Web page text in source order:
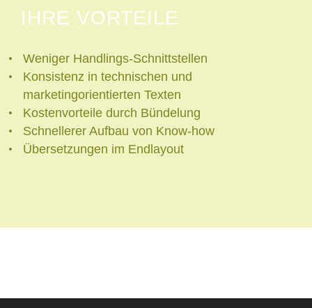
IHRE VORTEILE
Weniger Handlings-Schnittstellen
Konsistenz in technischen und
marketingorientierten Texten
Kostenvorteile durch Bündelung
Schnellerer Aufbau von Know-how
Übersetzungen im Endlayout